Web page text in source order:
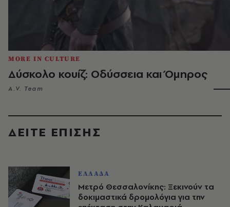
MORE IN CULTURE
Δύσκολο κουίζ: Οδύσσεια και Όμηρος
A.V. Team
ΔΕΙΤΕ ΕΠΙΣΗΣ
ΕΛΛΑΔΑ
Μετρό Θεσσαλονίκης: Ξεκινούν τα
δοκιμαστικά δρομολόγια για την